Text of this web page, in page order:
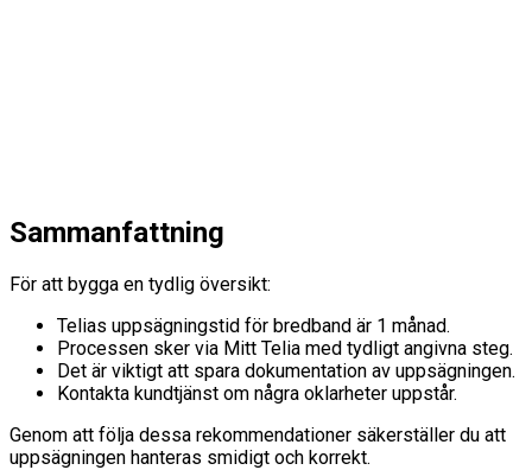
Sammanfattning
För att bygga en tydlig översikt:
Telias uppsägningstid för bredband är 1 månad.
Processen sker via Mitt Telia med tydligt angivna steg.
Det är viktigt att spara dokumentation av uppsägningen.
Kontakta kundtjänst om några oklarheter uppstår.
Genom att följa dessa rekommendationer säkerställer du att
uppsägningen hanteras smidigt och korrekt.